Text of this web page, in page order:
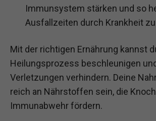
Immunsystem stärken und so
Ausfallzeiten durch Krankheit
Mit der richtigen Ernährung kannst
Heilungsprozess beschleunigen
Verletzungen verhindern. Deine
reich an Nährstoffen sein, die
Immunabwehr fördern.